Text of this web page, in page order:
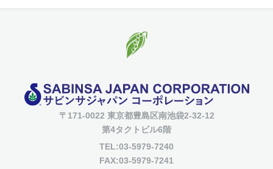
〒171-0022 東京都豊島区南池袋2-32-12
第4タクトビル6階
TEL:03-5979-7240
FAX:03-5979-7241